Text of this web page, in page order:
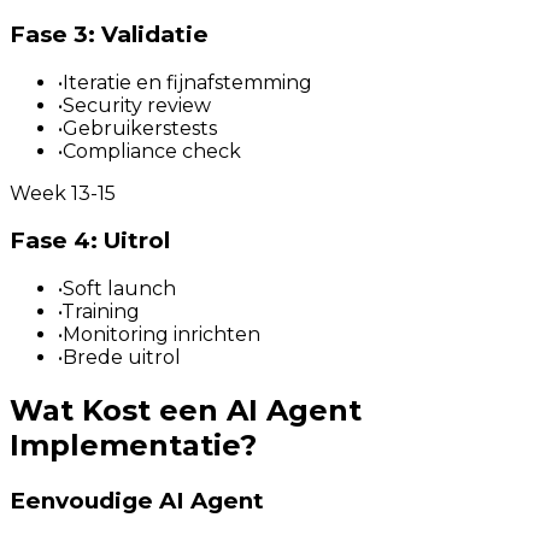
Fase 3: Validatie
•Iteratie en fijnafstemming
•Security review
•Gebruikerstests
•Compliance check
Week 13-15
Fase 4: Uitrol
•Soft launch
•Training
•Monitoring inrichten
•Brede uitrol
Wat Kost een AI Agent
Implementatie?
Eenvoudige AI Agent